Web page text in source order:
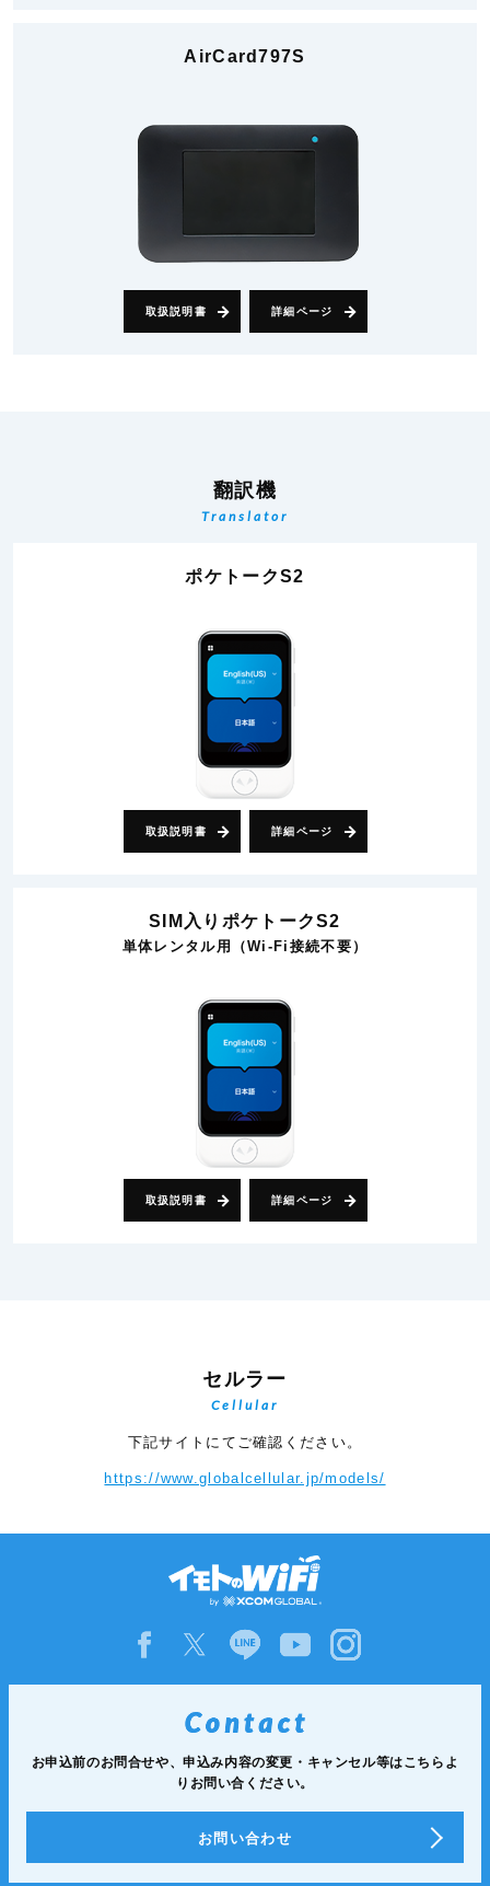
AirCard797S
取扱説明書 詳細ページ
翻訳機
Translator
ポケトークS2
取扱説明書 詳細ページ
SIM入りポケトークS2
単体レンタル用（Wi-Fi接続不要）
取扱説明書 詳細ページ
セルラー
Cellular
下記サイトにてご確認ください。
https://www.globalcellular.jp/models/
お申込前のお問合せや、申込み内容の変更・キャンセル等はこちらよ
りお問い合ください。
お問い合わせ